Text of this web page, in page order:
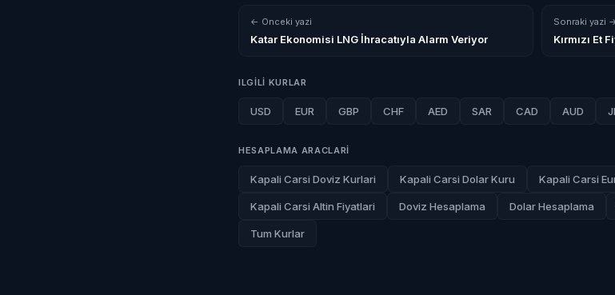
← Onceki yazi
Katar Ekonomisi LNG İhracatıyla Alarm Veriyor
Sonraki yazi →
Kırmızı Et
ILGILI KURLAR
USD EUR GBP CHF AED SAR CAD AUD
HESAPLAMA ARACLARI
Kapali Carsi Doviz Kurlari Kapali Carsi Dolar Kuru Kapali Carsi
Kapali Carsi Altin Fiyatlari Doviz Hesaplama Dolar Hesaplama
Tum Kurlar